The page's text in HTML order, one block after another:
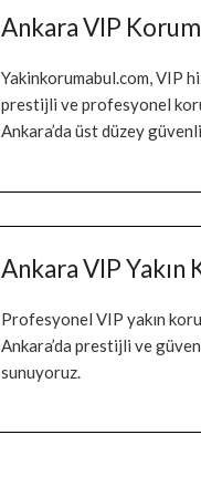
Ankara VIP
Yakinkorumabul.com, VIP
prestijli ve profesyonel
Ankara’da üst düzey
Ankara VIP Yakın
Profesyonel VIP yakın
Ankara’da prestijli ve
sunuyoruz.